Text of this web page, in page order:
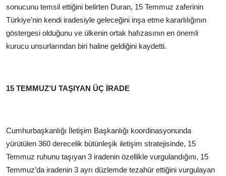
sonucunu temsil ettiğini belirten Duran, 15 Temmuz zaferinin
Türkiye’nin kendi iradesiyle geleceğini inşa etme kararlılığının
göstergesi olduğunu ve ülkenin ortak hafızasının en önemli
kurucu unsurlarından biri haline geldiğini kaydetti.
15 TEMMUZ’U TAŞIYAN ÜÇ İRADE
Cumhurbaşkanlığı İletişim Başkanlığı koordinasyonunda
yürütülen 360 derecelik bütünleşik iletişim stratejisinde, 15
Temmuz ruhunu taşıyan 3 iradenin özellikle vurgulandığını, 15
Temmuz’da iradenin 3 ayrı düzlemde tezahür ettiğini vurgulayan